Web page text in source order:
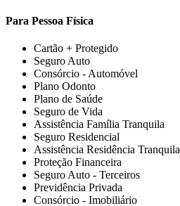
Para Pessoa Física
Cartão + Protegido
Seguro Auto
Consórcio - Automóvel
Plano Odonto
Plano de Saúde
Seguro de Vida
Assistência Família Tranquila
Seguro Residencial
Assistência Residência Tranquila
Proteção Financeira
Seguro Auto - Terceiros
Previdência Privada
Consórcio - Imobiliário